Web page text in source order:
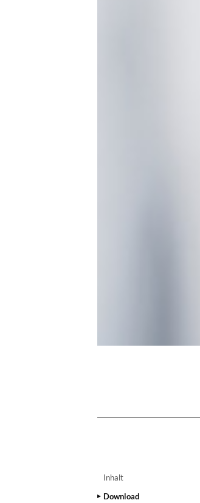
Inhalt
Download